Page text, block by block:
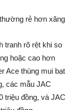
rẻ hơn xăng
tranh rõ rệt khi so
hoặc cao hơn
Ace thùng mui bạt
các mẫu JAC
triệu đồng, và JAC